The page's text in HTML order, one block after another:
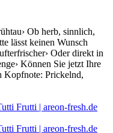
Ob herb, sinnlich,
lässt keinen Wunsch
Oder direkt in
Können Sie jetzt Ihre
Kopfnote: Prickelnd,